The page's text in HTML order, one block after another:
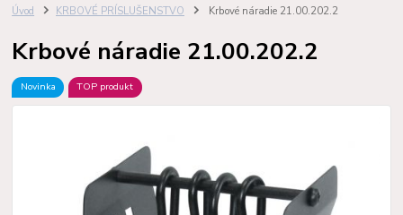
Úvod KRBOVÉ PRÍSLUŠENSTVO Krbové náradie 21.00.202.2
Krbové náradie 21.00.202.2
Novinka TOP produkt